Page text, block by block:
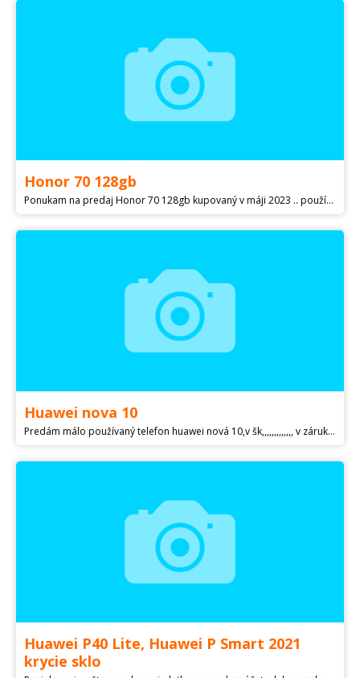
Honor 70 128gb
Ponukam na predaj Honor 70 128gb kupovaný v máji 2023 .. používaný cca týždeň.
Huawei nova 10
Predám málo používaný telefon huawei nová 10,v šk,,,,,,,,,,,,, v záruke do 2025,plus nabíjačka.
Huawei P40 Lite, Huawei P Smart 2021
krycie sklo